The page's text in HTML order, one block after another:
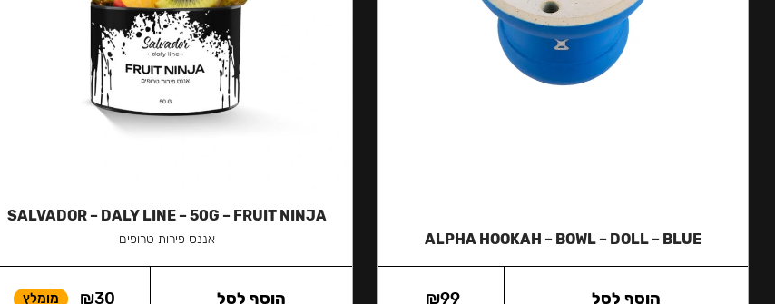
ALPHA HOOKAH – BOWL – DOLL – BLUE
₪99 הוסף לסל
SALVADOR – DALY LINE – 50G – FRUIT NINJA
אננס פירות טרופים
₪30 מומלץ הוסף לסל